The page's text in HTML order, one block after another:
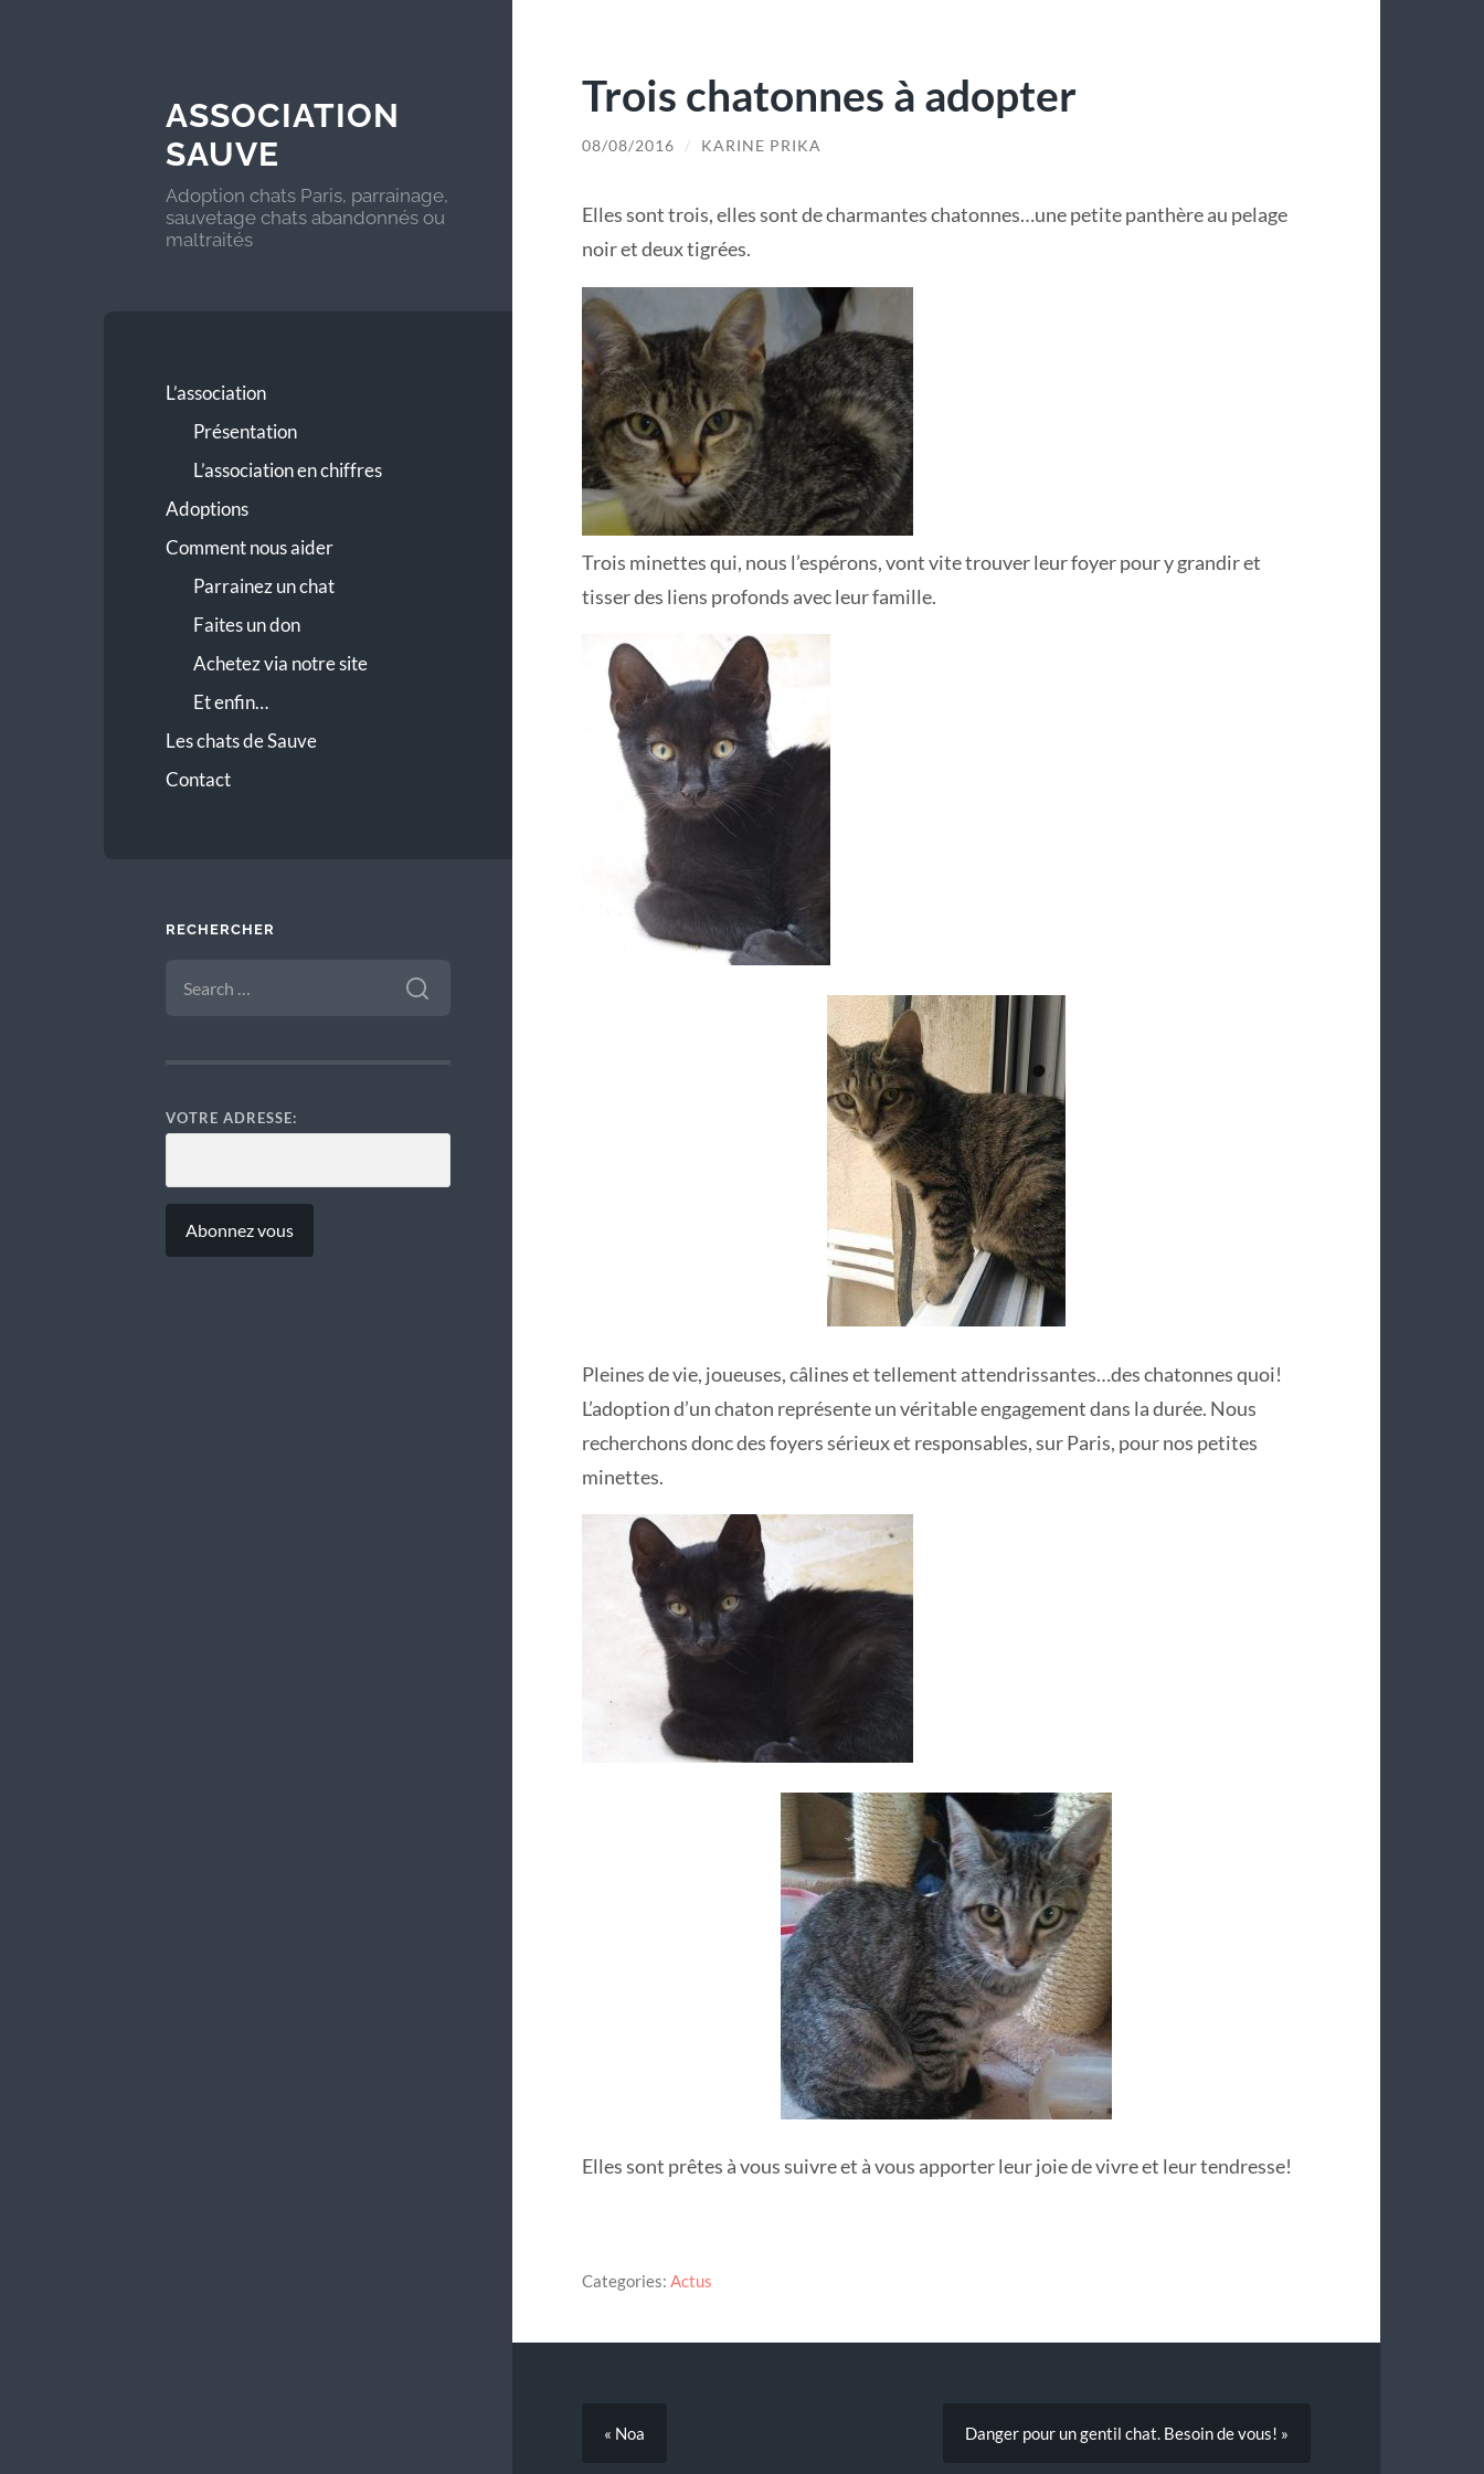
ASSOCIATION
SAUVE
Adoption chats Paris, parrainage,
sauvetage chats abandonnés ou
maltraités
L’association
Présentation
L’association en chiffres
Adoptions
Comment nous aider
Parrainez un chat
Faites un don
Achetez via notre site
Et enfin…
Les chats de Sauve
Contact
RECHERCHER
FOR:
VOTRE ADRESSE:
Trois chatonnes à adopter
08/08/2016 / KARINE PRIKA
Elles sont trois, elles sont de charmantes chatonnes…une petite panthère au pelage
noir et deux tigrées.
Trois minettes qui, nous l’espérons, vont vite trouver leur foyer pour y grandir et
tisser des liens profonds avec leur famille.
Pleines de vie, joueuses, câlines et tellement attendrissantes…des chatonnes quoi!
L’adoption d’un chaton représente un véritable engagement dans la durée. Nous
recherchons donc des foyers sérieux et responsables, sur Paris, pour nos petites
minettes.
Elles sont prêtes à vous suivre et à vous apporter leur joie de vivre et leur tendresse!
Categories: Actus
« Noa Danger pour un gentil chat. Besoin de vous! »